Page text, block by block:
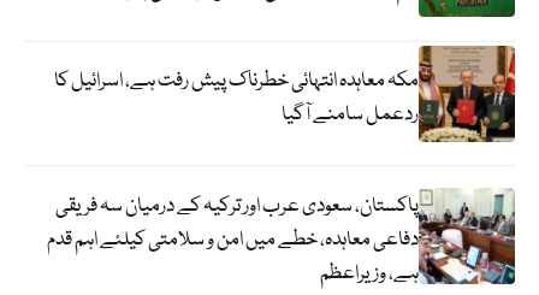
مکہ معاہدہ انتہائی خطرناک پیش رفت ہے، اسرائیل کا
ردعمل سامنے آگیا
پاکستان، سعودی عرب اور ترکیہ کے درمیان سہ فریقی
دفاعی معاہدہ، خطے میں امن و سلامتی کیلئے اہم قدم
ہے، وزیراعظم